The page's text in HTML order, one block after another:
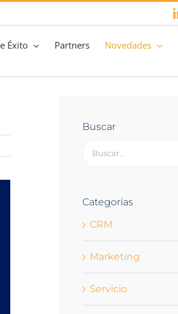
Éxito Partners Novedades
Buscar
Buscar:
Categorías
CRM
Marketing
Servicio